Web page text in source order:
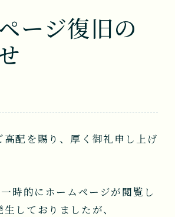
ージ復旧の
高配を賜り、厚く御礼申し上げ
時的にホームページが閲覧し
しておりましたが、